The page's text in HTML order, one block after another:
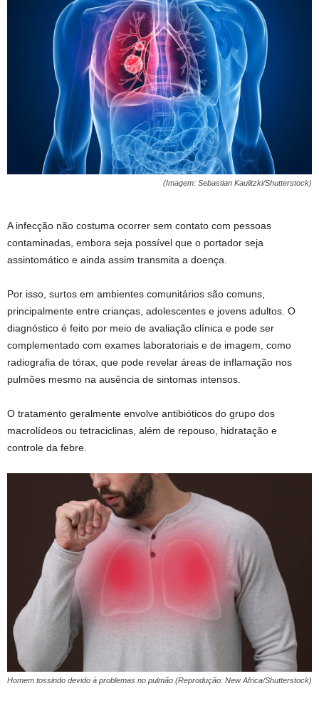
(Imagem: Sebastian Kaulitzki/Shutterstock)
A infecção não costuma ocorrer sem contato com pessoas
contaminadas, embora seja possível que o portador seja
assintomático e ainda assim transmita a doença.
Por isso, surtos em ambientes comunitários são comuns,
principalmente entre crianças, adolescentes e jovens adultos. O
diagnóstico é feito por meio de avaliação clínica e pode ser
complementado com exames laboratoriais e de imagem, como
radiografia de tórax, que pode revelar áreas de inflamação nos
pulmões mesmo na ausência de sintomas intensos.
O tratamento geralmente envolve antibióticos do grupo dos
macrolídeos ou tetraciclinas, além de repouso, hidratação e
controle da febre.
Homem tossindo devido à problemas no pulmão (Reprodução: New Africa/Shutterstock)